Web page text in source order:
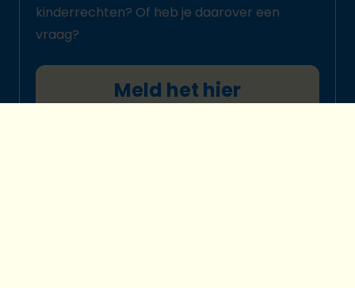
kinderrechten? Of heb je daarover een
vraag?
Meld het hier